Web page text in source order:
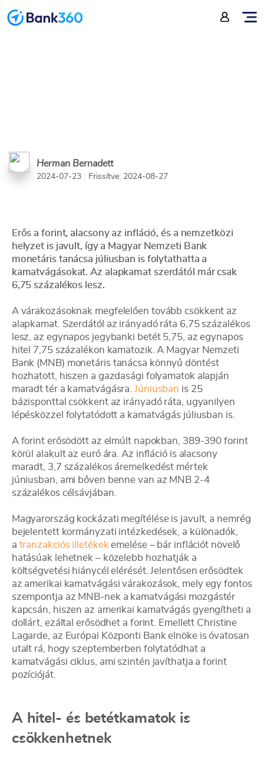
csökkent az alapkamat
Herman Bernadett
2024-07-23 Frissítve: 2024-08-27
Erős a forint, alacsony az infláció, és a nemzetközi
helyzet is javult, így a Magyar Nemzeti Bank
monetáris tanácsa júliusban is folytathatta a
kamatvágásokat. Az alapkamat szerdától már csak
6,75 százalékos lesz.
A várakozásoknak megfelelően tovább csökkent az
alapkamat. Szerdától az irányadó ráta 6,75 százalékos
lesz, az egynapos jegybanki betét 5,75, az egynapos
hitel 7,75 százalékon kamatozik. A Magyar Nemzeti
Bank (MNB) monetáris tanácsa könnyű döntést
hozhatott, hiszen a gazdasági folyamatok alapján
maradt tér a kamatvágásra. Júniusban is 25
bázisponttal csökkent az irányadó ráta, ugyanilyen
lépésközzel folytatódott a kamatvágás júliusban is.
A forint erősödött az elmúlt napokban, 389-390 forint
körül alakult az euró ára. Az infláció is alacsony
maradt, 3,7 százalékos áremelkedést mértek
júniusban, ami bőven benne van az MNB 2-4
százalékos célsávjában.
Magyarország kockázati megítélése is javult, a nemrég
bejelentett kormányzati intézkedések, a különadók,
a tranzakciós illetékek emelése – bár inflációt növelő
hatásúak lehetnek – közelebb hozhatják a
költségvetési hiánycél elérését. Jelentősen erősödtek
az amerikai kamatvágási várakozások, mely egy fontos
szempontja az MNB-nek a kamatvágási mozgástér
kapcsán, hiszen az amerikai kamatvágás gyengítheti a
dollárt, ezáltal erősödhet a forint. Emellett Christine
Lagarde, az Európai Központi Bank elnöke is óvatosan
utalt rá, hogy szeptemberben folytatódhat a
kamatvágási ciklus, ami szintén javíthatja a forint
pozícióját.
A hitel- és betétkamatok is
csökkenhetnek